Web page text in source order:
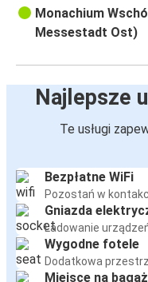
Monachium
Messestadt Ost)
Najlepsze
Te usługi
Bezpłatne WiFi
Pozostań w
Gniazda
Ładowanie
Wygodne fotele
Dodatkowa
Miejsce na bagaż